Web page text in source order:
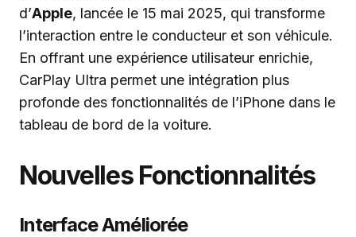
d’Apple, lancée le 15 mai 2025, qui transforme
l’interaction entre le conducteur et son véhicule.
En offrant une expérience utilisateur enrichie,
CarPlay Ultra permet une intégration plus
profonde des fonctionnalités de l’iPhone dans le
tableau de bord de la voiture.
Nouvelles Fonctionnalités
Interface Améliorée